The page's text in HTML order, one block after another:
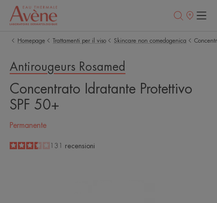
Punti
Homepage Trattamenti per il viso Skincare non comedogenica
Antirougeurs Rosamed
Concentrato Idratante Protettivo
SPF 50+
Permanente
3.5
/5131 recensioni